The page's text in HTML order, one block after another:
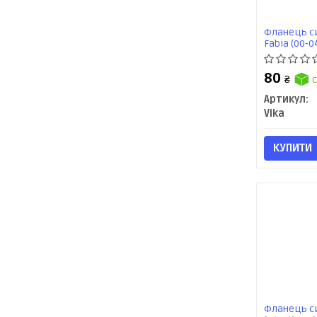
Фланець
Fabia (00-
09),Passat
80 ₴
Артикул:
Vika
КУПИТИ
Фланець